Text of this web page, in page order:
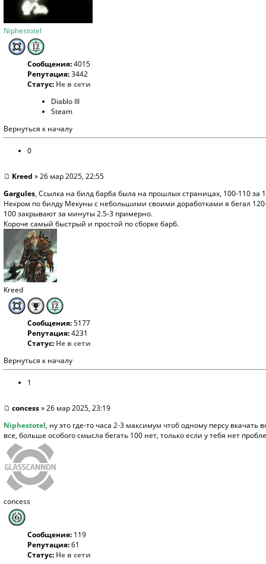
Niphestotel
Сообщения:4015
Репутация:3442
Статус: Не в сети
Diablo III
Steam
Вернуться к началу
0
Kreed » 26 мар 2025, 22:55
Gargules, Ссылка на билд барба была на прошлых страницах, 100-110 за
Некром по билду Мекуны с небольшими своими доработками я бегал
100 закрывают за минуты 2.5-3 примерно.
Короче самый быстрый и простой по сборке барб.
Kreed
Сообщения:5177
Репутация:4231
Статус: Не в сети
Вернуться к началу
1
concess» 26 мар 2025, 23:19
Niphestotel, ну это где-то часа 2-3 максимум чтоб одному персу вкачать
все, больше особого смысла бегать 100 нет, только если у тебя нет
concess
Сообщения: 119
Репутация:61
Статус: Не в сети